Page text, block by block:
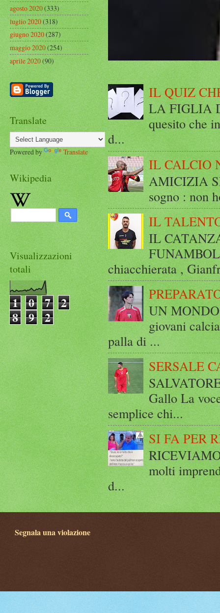
IL QUIZ
LA FIGLIA
quesito che
d...
IL CALCIO
AMICIZIA
sogno : non
IL
IL
chiacchierata ,
UN
giovani
palla di ...
SERSALE
Gallo La
semplice chi...
SI FA PER
molti
d...
agosto 2020(333)
luglio 2020(318)
giugno 2020(287)
maggio 2020(254)
aprile 2020(90)
Translate
Powered by Translate
Wikipedia
Visualizzazioni
totali
1 0 7 2
8 9 2
Segnala una violazione